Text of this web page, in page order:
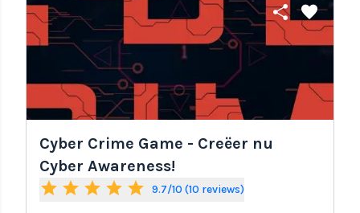
share favorite
Cyber Crime Game - Creëer nu
Cyber Awareness!
star star star star star 9.7/10 (10 reviews)